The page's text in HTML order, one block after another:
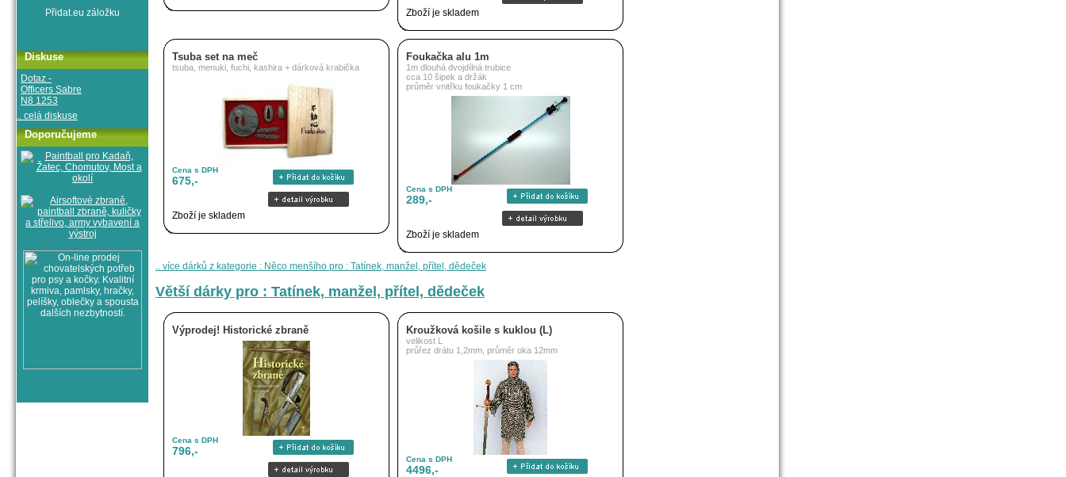
Zboží je skladem
Tsuba set na meč
tsuba, menuki, fuchi, kashira + dárková krabička
Cena s DPH
675,-
Zboží je skladem
Foukačka alu 1m
1m dlouhá dvojdílná trubice
cca 10 šipek a držák
průměr vnitřku foukačky 1 cm
Cena s DPH
289,-
Zboží je skladem
.. více dárků z kategorie : Něco menšího pro : Tatínek, manžel, přítel, dědeček
Větší dárky pro : Tatínek, manžel, přítel, dědeček
Výprodej! Historické zbraně
Cena s DPH
796,-
Kroužková košile s kuklou (L)
velikost L
průřez drátu 1,2mm, průměr oka 12mm
Cena s DPH
4496,-
Diskuse
Dotaz -
Officers Sabre
N8 1253
.. celá diskuse
Doporučujeme